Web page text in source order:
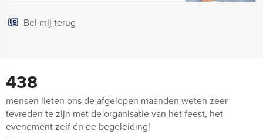
Bel mij terug
438
mensen lieten ons de afgelopen maanden weten zeer
tevreden te zijn met de organisatie van het feest, het
evenement zelf én de begeleiding!